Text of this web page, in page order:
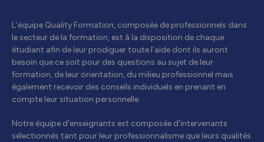
L’équipe Quality Formation, composée de professionnels dans
le secteur de la formation, est à la disposition de chaque
étudiant afin de leur prodiguer toute l’aide dont ils auront
besoin que ce soit pour des questions au sujet de leur
formation, de leur orientation, du milieu professionnel mais
également recevoir des conseils individuels en prenant en
compte leur situation personnelle.
Notre équipe d'enseignants est composée d'intervenants
sélectionnés tant pour leur professionnalisme que leurs qualités